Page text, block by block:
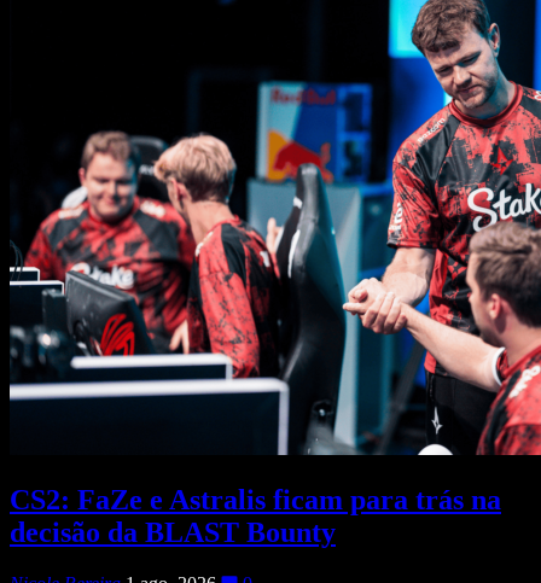
CS2: FaZe e Astralis ficam para trás na
decisão da BLAST Bounty